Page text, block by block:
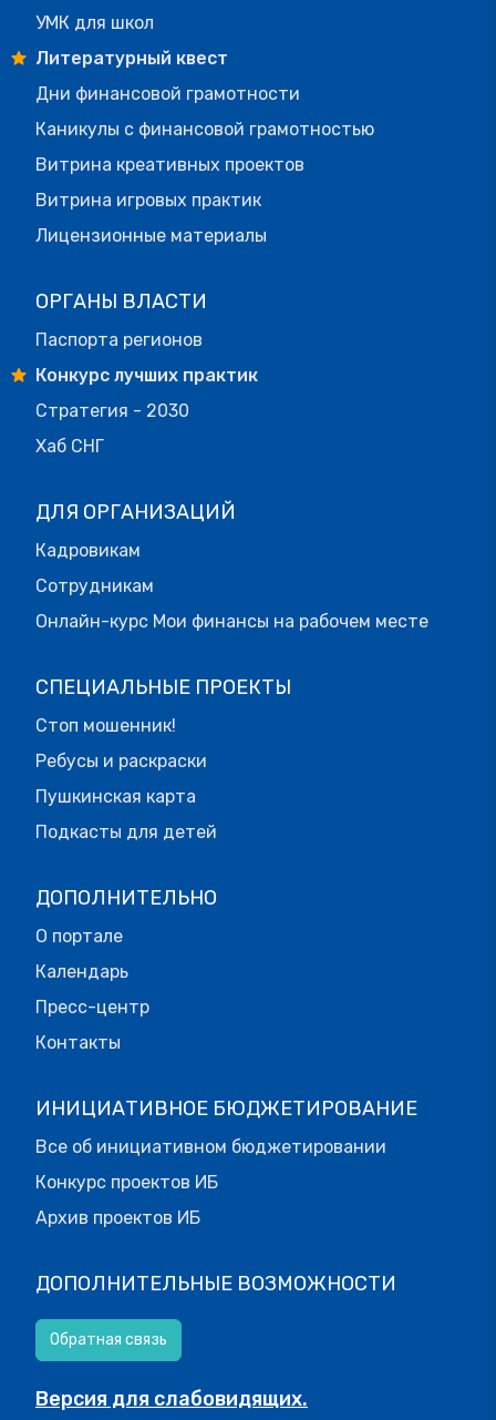
УМК для школ
Литературный квест
Дни финансовой грамотности
Каникулы с финансовой грамотностью
Витрина креативных проектов
Витрина игровых практик
Лицензионные материалы
ОРГАНЫ ВЛАСТИ
Паспорта регионов
Конкурс лучших практик
Стратегия - 2030
Хаб СНГ
ДЛЯ ОРГАНИЗАЦИЙ
Кадровикам
Сотрудникам
Онлайн-курс Мои финансы на рабочем месте
СПЕЦИАЛЬНЫЕ ПРОЕКТЫ
Стоп мошенник!
Ребусы и раскраски
Пушкинская карта
Подкасты для детей
ДОПОЛНИТЕЛЬНО
О портале
Календарь
Пресс-центр
Контакты
ИНИЦИАТИВНОЕ БЮДЖЕТИРОВАНИЕ
Все об инициативном бюджетировании
Конкурс проектов ИБ
Архив проектов ИБ
ДОПОЛНИТЕЛЬНЫЕ ВОЗМОЖНОСТИ
Обратная связь
Версия для слабовидящих.